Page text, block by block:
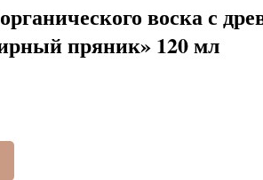
воска с
пряник» 120 мл